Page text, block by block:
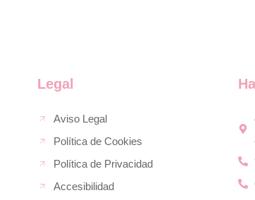
Legal
Aviso Legal
Política de Cookies
Política de Privacidad
Accesibilidad